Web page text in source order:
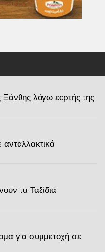
Ξάνθης λόγω εορτής της
ανταλλακτικά
τα Ταξίδια
για συμμετοχή σε